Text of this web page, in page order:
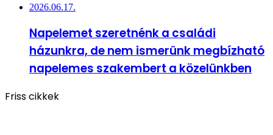
2026.06.17.
Napelemet szeretnénk a családi
házunkra, de nem ismerünk megbízható
napelemes szakembert a közelünkben
Friss cikkek